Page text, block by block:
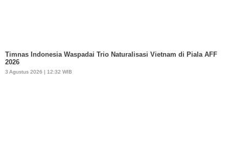
Timnas Indonesia Waspadai Trio Naturalisasi Vietnam di Piala AFF
2026
3 Agustus 2026 | 12:32 WIB